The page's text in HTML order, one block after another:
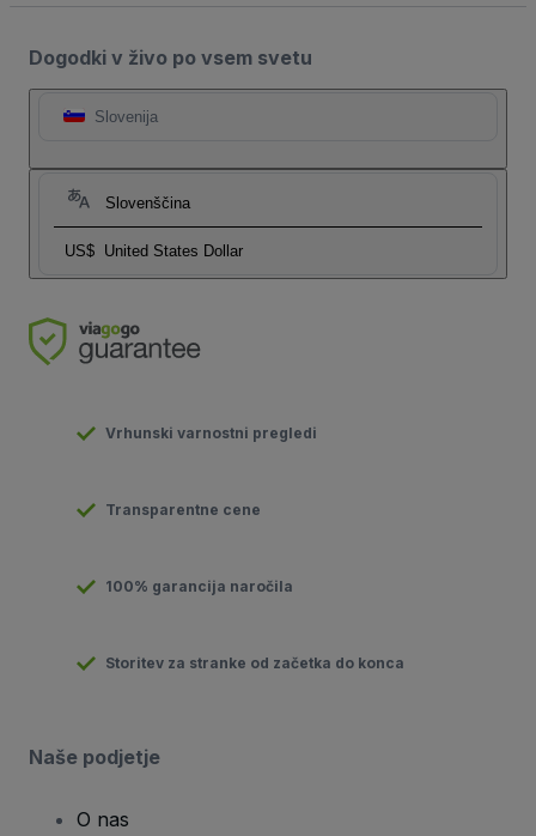
Dogodki v živo po vsem svetu
Slovenija
Slovenščina
US$ United States Dollar
Vrhunski varnostni pregledi
Transparentne cene
100% garancija naročila
Storitev za stranke od začetka do konca
Naše podjetje
O nas